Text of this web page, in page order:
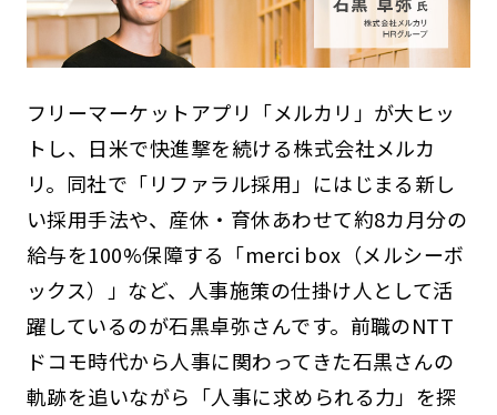
フリーマーケットアプリ「メルカリ」が大ヒッ
トし、日米で快進撃を続ける株式会社メルカ
リ。同社で「リファラル採用」にはじまる新し
い採用手法や、産休・育休あわせて約8カ月分の
給与を100%保障する「merci box（メルシーボ
ックス）」など、人事施策の仕掛け人として活
躍しているのが石黒卓弥さんです。前職のNTT
ドコモ時代から人事に関わってきた石黒さんの
軌跡を追いながら「人事に求められる力」を探